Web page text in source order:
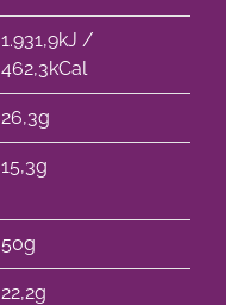
1.931,9kJ /
462,3kCal
26,3g
15,3g
50g
22,2g